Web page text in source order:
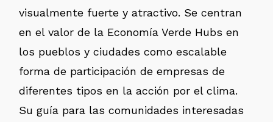
visualmente fuerte y atractivo. Se centran
en el valor de la Economía Verde Hubs en
los pueblos y ciudades como escalable
forma de participación de empresas de
diferentes tipos en la acción por el clima.
Su guía para las comunidades interesadas